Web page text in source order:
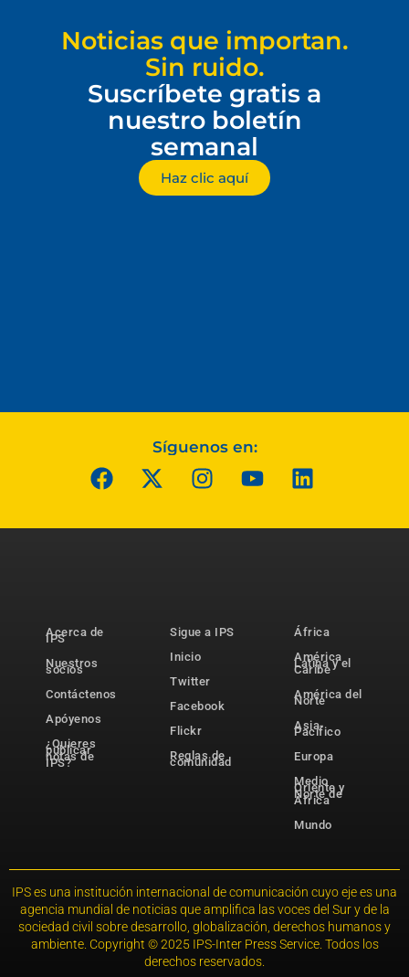
Noticias que importan.
Sin ruido.
Suscríbete gratis a
nuestro boletín
semanal
Haz clic aquí
Síguenos en:
Acerca de
IPS
Nuestros
socios
Contáctenos
Apóyenos
¿Quieres
publicar
notas de
IPS?
Sigue a IPS
Inicio
Twitter
Facebook
Flickr
Reglas de
comunidad
África
América
Latina y el
Caribe
América del
Norte
Asia-
Pacífico
Europa
Medio
Oriente y
Norte de
África
Mundo
IPS es una institución internacional de comunicación cuyo eje es una
agencia mundial de noticias que amplifica las voces del Sur y de la
sociedad civil sobre desarrollo, globalización, derechos humanos y
ambiente. Copyright © 2025 IPS-Inter Press Service. Todos los
derechos reservados.